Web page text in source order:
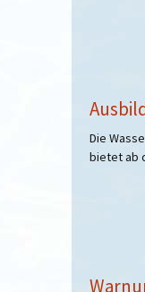
Die
bietet ab